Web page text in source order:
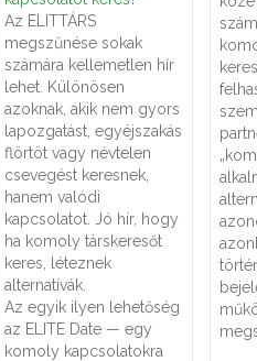
Az ELITTÁRS
megszűnése sokak
számára kellemetlen hír
lehet. Különösen
azoknak, akik nem gyors
lapozgatást, egyéjszakás
flörtöt vagy névtelen
csevegést keresnek,
hanem valódi
kapcsolatot. Jó hír, hogy
ha komoly társkeresőt
keres, léteznek
alternatívák.
Az egyik ilyen lehetőség
az ELITE Date — egy
komoly kapcsolatokra